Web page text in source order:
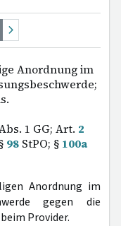
Anordnung im
1 GG; Art. 2
98 StPO; § 100a
Anordnung im
gegen die
Provider.